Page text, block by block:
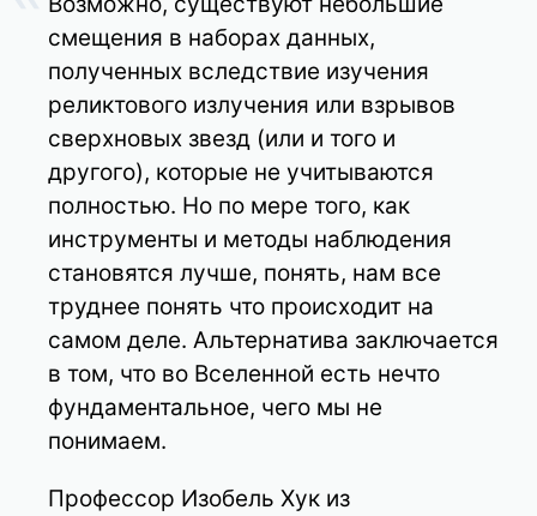
смещения в наборах данных,
полученных вследствие изучения
реликтового излучения или взрывов
сверхновых звезд (или и того и
другого), которые не учитываются
полностью. Но по мере того, как
инструменты и методы наблюдения
становятся лучше, понять, нам все
труднее понять что происходит на
самом деле. Альтернатива заключается
в том, что во Вселенной есть нечто
фундаментальное, чего мы не
понимаем.
Профессор Изобель Хук из